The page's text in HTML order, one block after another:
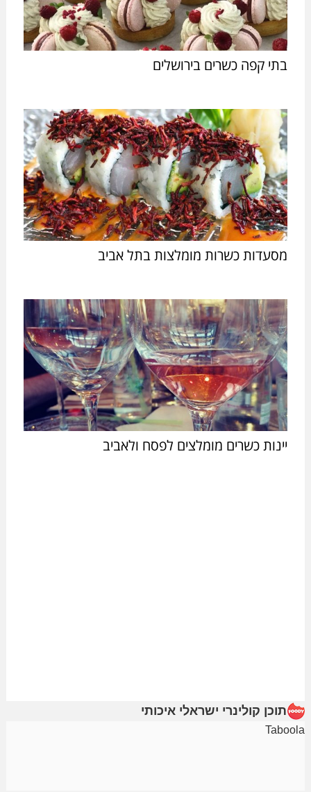
בתי קפה כשרים בירושלים
מסעדות כשרות מומלצות בתל אביב
יינות כשרים מומלצים לפסח ולאביב
תוכן קולינרי ישראלי איכותי
Taboola